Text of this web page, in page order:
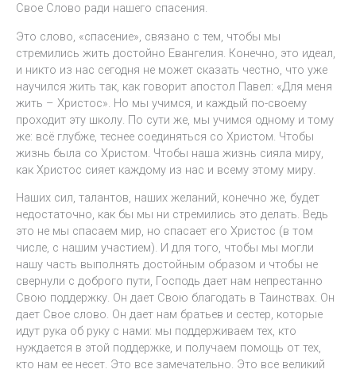
Свое Слово ради нашего спасения.
Это слово, «спасение», связано с тем, чтобы мы
стремились жить достойно Евангелия. Конечно, это идеал,
и никто из нас сегодня не может сказать честно, что уже
научился жить так, как говорит апостол Павел: «Для меня
жить – Христос». Но мы учимся, и каждый по-своему
проходит эту школу. По сути же, мы учимся одному и тому
же: всё глубже, теснее соединяться со Христом. Чтобы
жизнь была со Христом. Чтобы наша жизнь сияла миру,
как Христос сияет каждому из нас и всему этому миру.
Наших сил, талантов, наших желаний, конечно же, будет
недостаточно, как бы мы ни стремились это делать. Ведь
это не мы спасаем мир, но спасает его Христос (в том
числе, с нашим участием). И для того, чтобы мы могли
нашу часть выполнять достойным образом и чтобы не
свернули с доброго пути, Господь дает нам непрестанно
Свою поддержку. Он дает Свою благодать в Таинствах. Он
дает Свое слово. Он дает нам братьев и сестер, которые
идут рука об руку с нами: мы поддерживаем тех, кто
нуждается в этой поддержке, и получаем помощь от тех,
кто нам ее несет. Это все замечательно. Это все великий